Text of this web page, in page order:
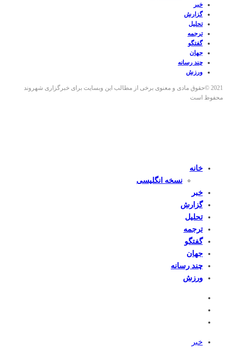
خبر
گزارش
تحلیل
ترجمه
گفتگو
جهان
چند رسانه
ورزش
2021 ©حقوق مادی و معنوی برخی از مطالب این وبسایت برای خبرگزاری شهروند
محفوظ است
خانه
نسخه انگلیسی
خبر
گزارش
تحلیل
ترجمه
گفتگو
جهان
چند رسانه
ورزش
خبر